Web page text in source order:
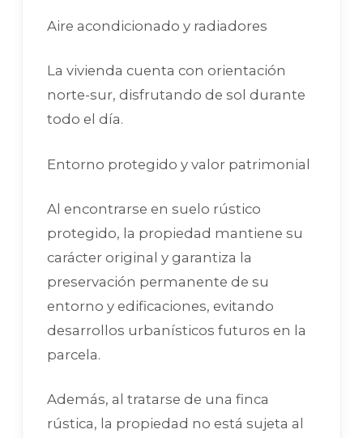
Aire acondicionado y radiadores
La vivienda cuenta con orientación
norte-sur, disfrutando de sol durante
todo el día.
Entorno protegido y valor patrimonial
Al encontrarse en suelo rústico
protegido, la propiedad mantiene su
carácter original y garantiza la
preservación permanente de su
entorno y edificaciones, evitando
desarrollos urbanísticos futuros en la
parcela.
Además, al tratarse de una finca
rústica, la propiedad no está sujeta al